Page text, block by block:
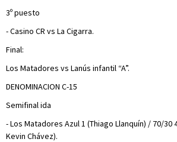
3º puesto
- Casino CR vs La Cigarra.
Final:
Los Matadores vs Lanús infantil “A”.
DENOMINACION C-15
Semifinal ida
- Los Matadores Azul 1 (Thiago Llanquín) / 70/30
Kevin Chávez).